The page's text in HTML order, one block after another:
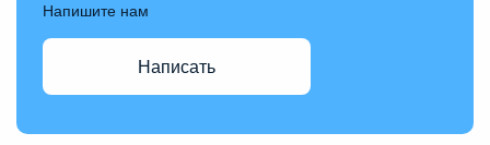
Напишите нам
Написать